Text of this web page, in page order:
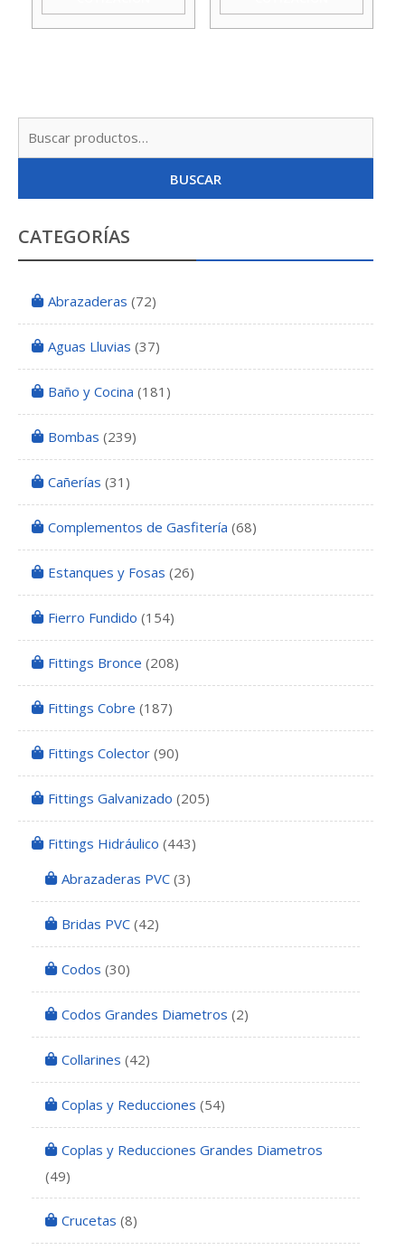
BUSCAR
CATEGORÍAS
Abrazaderas (72)
Aguas Lluvias (37)
Baño y Cocina (181)
Bombas (239)
Cañerías (31)
Complementos de Gasfitería (68)
Estanques y Fosas (26)
Fierro Fundido (154)
Fittings Bronce (208)
Fittings Cobre (187)
Fittings Colector (90)
Fittings Galvanizado (205)
Fittings Hidráulico (443)
Abrazaderas PVC (3)
Bridas PVC (42)
Codos (30)
Codos Grandes Diametros (2)
Collarines (42)
Coplas y Reducciones (54)
Coplas y Reducciones Grandes Diametros
(49)
Crucetas (8)